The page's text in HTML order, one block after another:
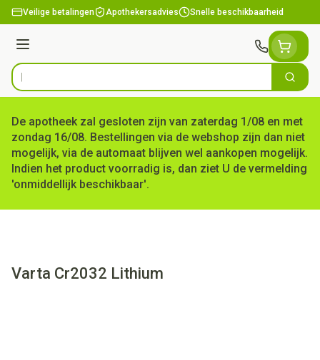
Ga naar de inhoud
Veilige betalingen Apothekersadvies Snelle beschikbaarheid
Menu
Product, merk, categorie... Zoek
De apotheek zal gesloten zijn van zaterdag 1/08 en met
zondag 16/08. Bestellingen via de webshop zijn dan niet
mogelijk, via de automaat blijven wel aankopen mogelijk.
Indien het product voorradig is, dan ziet U de vermelding
'onmiddellijk beschikbaar'.
Varta Cr2032 Lithium